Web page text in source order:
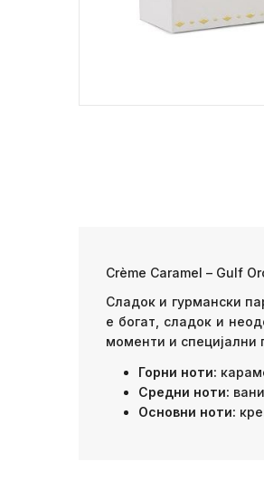
Crème Caramel – Gulf
Сладок и гурмански
е богат, сладок и
моменти и специјални
Горни ноти:
Средни ноти:
Основни ноти: